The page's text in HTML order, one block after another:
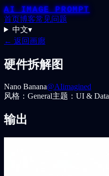
AI IMAGE PROMPT
首页博客常见问题
中文▾
← 返回画廊
硬件拆解图
Nano Banana@AIimagined
风格： General主题： UI & Data
输出